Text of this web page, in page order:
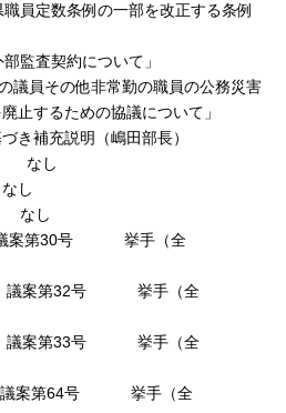
員定数条例の一部を改正する条例
監査契約について」
議員その他非常勤の職員の公務災害
止するための協議について」
充説明（嶋田部長）
し
し
し
号 挙手（全
挙手（全
挙手（全
挙手（全